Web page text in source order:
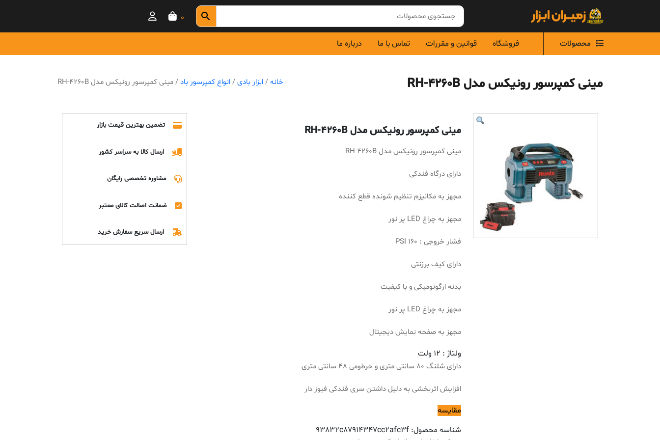
0
محصولات فروشگاه قوانین و مقررات تماس با ما درباره ما
مینی کمپرسور رونیکس مدل RH-4260B خانه /ابزار بادی /انواع کمپرسور باد / مینی کمپرسور رونیکس مدل RH-4260B
مینی کمپرسور رونیکس مدل RH-4260B
مینی کمپرسور رونیکس مدل RH-4260B
دارای درگاه فندکی
مجهز به مکانیزم تنظیم شونده قطع کننده
مجهز به چراغ LED پر نور
فشار خروجی : PSI 160
دارای کیف برزنتی
بدنه ارگونومیکی و با کیفیت
مجهز به چراغ LED پر نور
مجهز به صفحه نمایش دیجیتال
ولتاژ : 12 ولت
دارای شلنگ 80 سانتی متری و خرطومی 48 سانتی متری
افزایش اثربخشی به دلیل داشتن سری فندکی فیوز دار
مقایسه
شناسه محصول: 93832c87914347cc2afc3f
تضمین بهترین قیمت بازار
ارسال کالا به سراسر کشور
مشاوره تخصصی رایگان
ضمانت اصالت کالای معتبر
ارسال سریع سفارش خرید